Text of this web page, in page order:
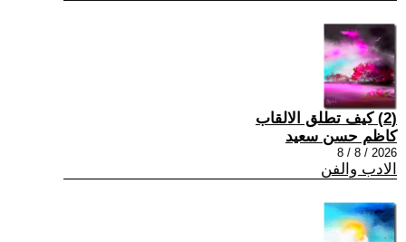
(2) كيف تطلق الالقاب
كاظم حسن سعيد
2026 / 8 / 8
الادب والفن